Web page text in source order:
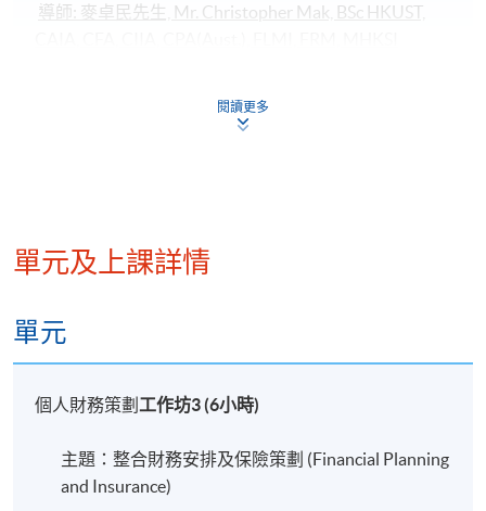
導師: 麥卓民先生, Mr. Christopher Mak, BSc HKUST,
和金融風險管理。他在香港科技大學獲得理學士學
認會計師、CPA (Aust.) 澳洲註冊會計師、CESGA 認證
師。
導師 : Ms. Ivy Leung
裁司學會會員，主要的執業範疇包括為商業客戶提供
生意或行業相關的法律資詢服務，包括提供合同法，
閱讀更多
單元及上課詳情
單元
個人財務策劃 工作坊3 (6小時)
主題：整合財務安排及保險策劃 (Financial Planning
and Insurance)